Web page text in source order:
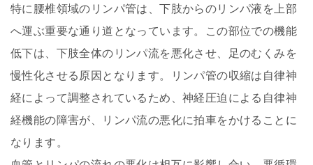
特に腰椎領域のリンパ管は、下肢からのリンパ液を上部
へ運ぶ重要な通り道となっています。この部位での機能
低下は、下肢全体のリンパ流を悪化させ、足のむくみを
慢性化させる原因となります。リンパ管の収縮は自律神
経によって調整されているため、神経圧迫による自律神
経機能の障害が、リンパ流の悪化に拍車をかけることに
なります。